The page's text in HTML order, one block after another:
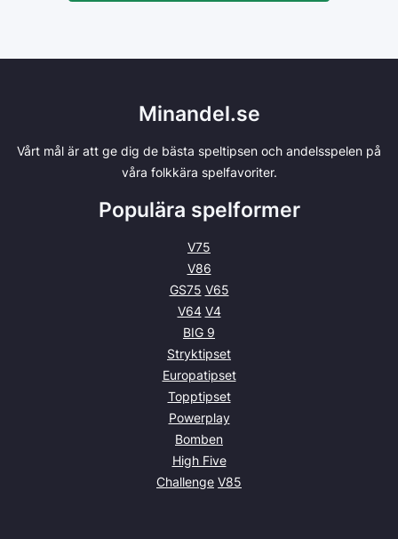
Minandel.se
Vårt mål är att ge dig de bästa speltipsen och andelsspelen på
våra folkkära spelfavoriter.
Populära spelformer
V75
V86
GS75 V65
V64 V4
BIG 9
Stryktipset
Europatipset
Topptipset
Powerplay
Bomben
High Five
Challenge V85